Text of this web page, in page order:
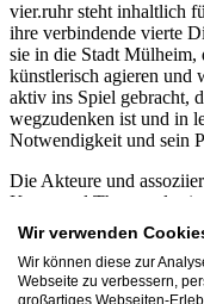
vier.ruhr steht inhaltlich
ihre verbindende vierte
sie in die Stadt Mülheim,
künstlerisch agieren und
aktiv ins Spiel gebracht,
wegzudenken ist und in
Notwendigkeit und sein
Die Akteure und
Kunst und Theater als
Kommunikation. Mit
Kooperationen haben
Strategien der
untereinander und
Wir verwenden
Wir können diese zur
Webseite zu verbessern,
großartiges Webseiten-